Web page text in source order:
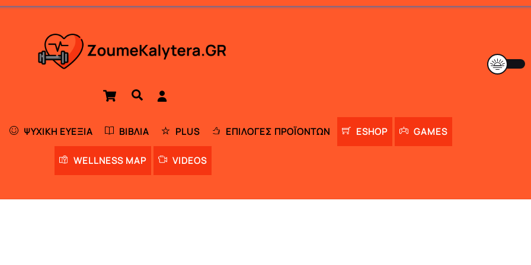
Cart Αναζήτηση
ΨΥΧΙΚΉ ΕΥΕΞΊΑ ΒΙΒΛΊΑ PLUS ΕΠΙΛΟΓΈΣ ΠΡΟΪΌΝΤΩΝ ESHOP GAMES
WELLNESS MAP VIDEOS